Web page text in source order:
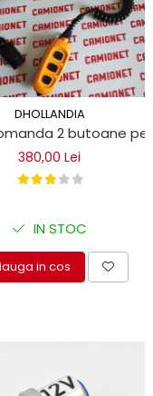
lifturi hidraulice
DHOLLANDIA
2 butoane
380,00 Lei
IN STOC
in cos